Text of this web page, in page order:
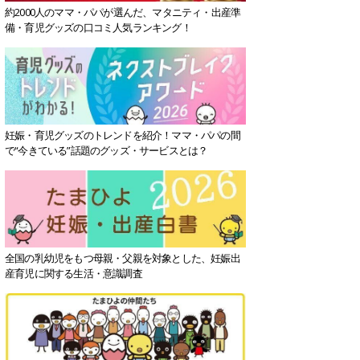
約2000人のママ・パパが選んだ、マタニティ・出産準
備・育児グッズの口コミ人気ランキング！
妊娠・育児グッズのトレンドを紹介！ママ・パパの間
で“今きている”話題のグッズ・サービスとは？
全国の乳幼児をもつ母親・父親を対象とした、妊娠出
産育児に関する生活・意識調査